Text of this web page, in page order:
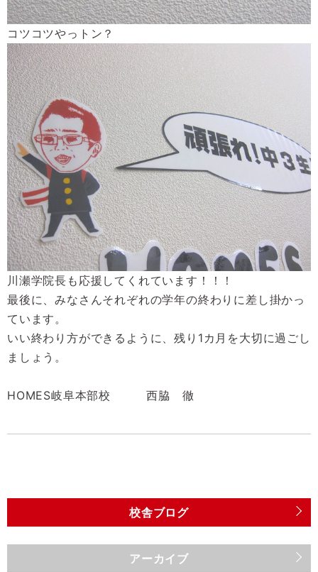
コツコツやっトン？
川瀬学院長も応援してくれています！！！
最後に、みなさんそれぞれの学年の終わりに差し掛かっ
ています。
いい終わり方ができるように、残り 1カ月を大切に過ごし
ましょう。
HOMES岐阜本部校 西脇 徹
校舎ブログ
アーカイブ